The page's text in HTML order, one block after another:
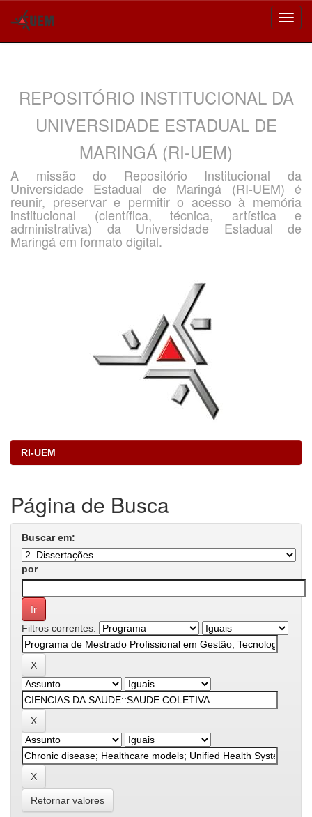
REPOSITÓRIO INSTITUCIONAL DA
UNIVERSIDADE ESTADUAL DE
MARINGÁ (RI-UEM)
A missão do Repositório Institucional da
Universidade Estadual de Maringá (RI-UEM) é
reunir, preservar e permitir o acesso à memória
institucional (científica, técnica, artística e
administrativa) da Universidade Estadual de
Maringá em formato digital.
RI-UEM
Página de Busca
Buscar em:
por
Filtros correntes:
Retornar valores